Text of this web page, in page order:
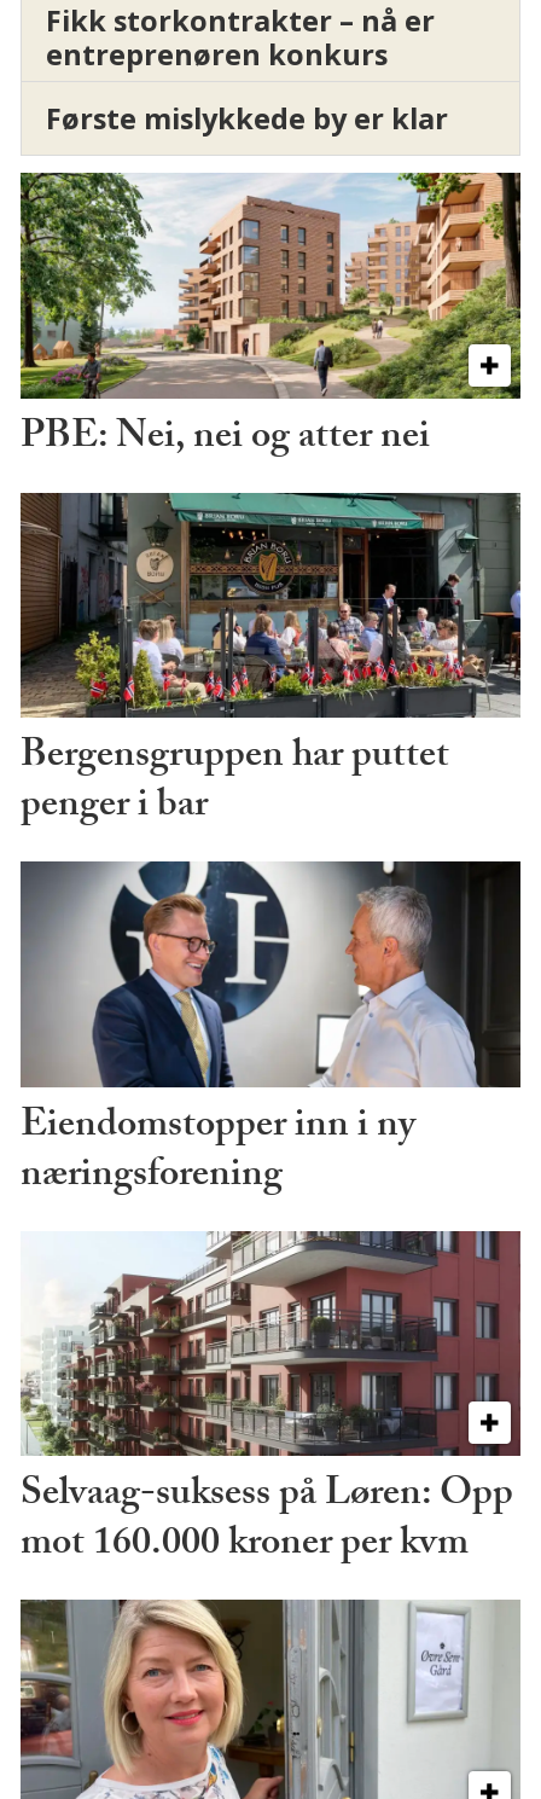
Fikk storkontrakter – nå er
entreprenøren konkurs
Første mislykkede by er klar
PBE: Nei, nei og atter nei
Bergensgruppen har puttet
penger i bar
Eiendomstopper inn i ny
næringsforening
Selvaag-suksess på Løren: Opp
mot 160.000 kroner per kvm